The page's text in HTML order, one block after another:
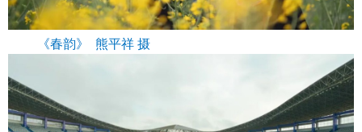
《春韵》 熊平祥 摄